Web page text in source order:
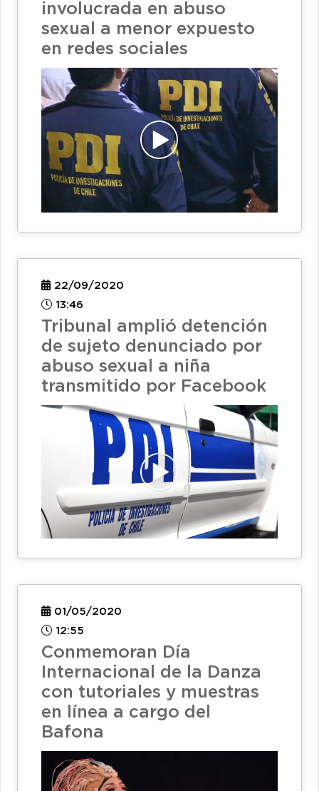
involucrada en abuso
sexual a menor expuesto
en redes sociales
22/09/2020
13:46
Tribunal amplió detención
de sujeto denunciado por
abuso sexual a niña
transmitido por Facebook
01/05/2020
12:55
Conmemoran Día
Internacional de la Danza
con tutoriales y muestras
en línea a cargo del
Bafona